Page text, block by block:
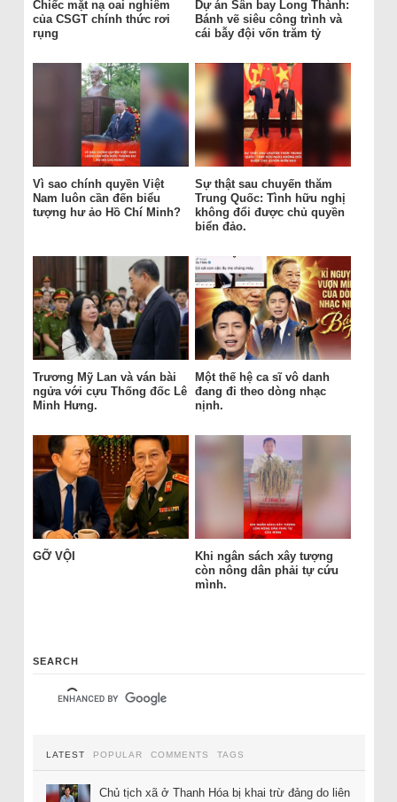
Chiếc mặt nạ oai nghiêm
của CSGT chính thức rơi
rụng
Dự án Sân bay Long Thành:
Bánh vẽ siêu công trình và
cái bẫy đội vốn trăm tỷ
Vì sao chính quyền Việt
Nam luôn cần đến biểu
tượng hư ảo Hồ Chí Minh?
Sự thật sau chuyến thăm
Trung Quốc: Tình hữu nghị
không đổi được chủ quyền
biển đảo.
Trương Mỹ Lan và ván bài
ngửa với cựu Thống đốc Lê
Minh Hưng.
Một thế hệ ca sĩ vô danh
đang đi theo dòng nhạc
nịnh.
GỠ VỘI
Khi ngân sách xây tượng
còn nông dân phải tự cứu
mình.
SEARCH
LATEST POPULAR COMMENTS TAGS
Chủ tịch xã ở Thanh Hóa bị khai trừ đảng do liên